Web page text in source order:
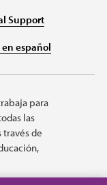
Support
en español
para
las
través de